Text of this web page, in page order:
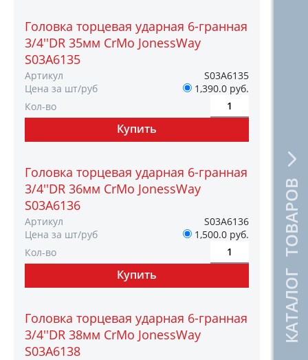
КАТАЛОГ ТОВАРОВ
Головка торцевая ударная 6-гранная
3/4''DR 35мм CrMo JonessWay
S03A6135
Артикул
S03A6135
Цена за шт/руб
1,390.0 руб.
Кол-во
Головка торцевая ударная 6-гранная
3/4''DR 36мм CrMo JonessWay
S03A6136
Артикул
S03A6136
Цена за шт/руб
1,500.0 руб.
Кол-во
Головка торцевая ударная 6-гранная
3/4''DR 38мм CrMo JonessWay
S03A6138